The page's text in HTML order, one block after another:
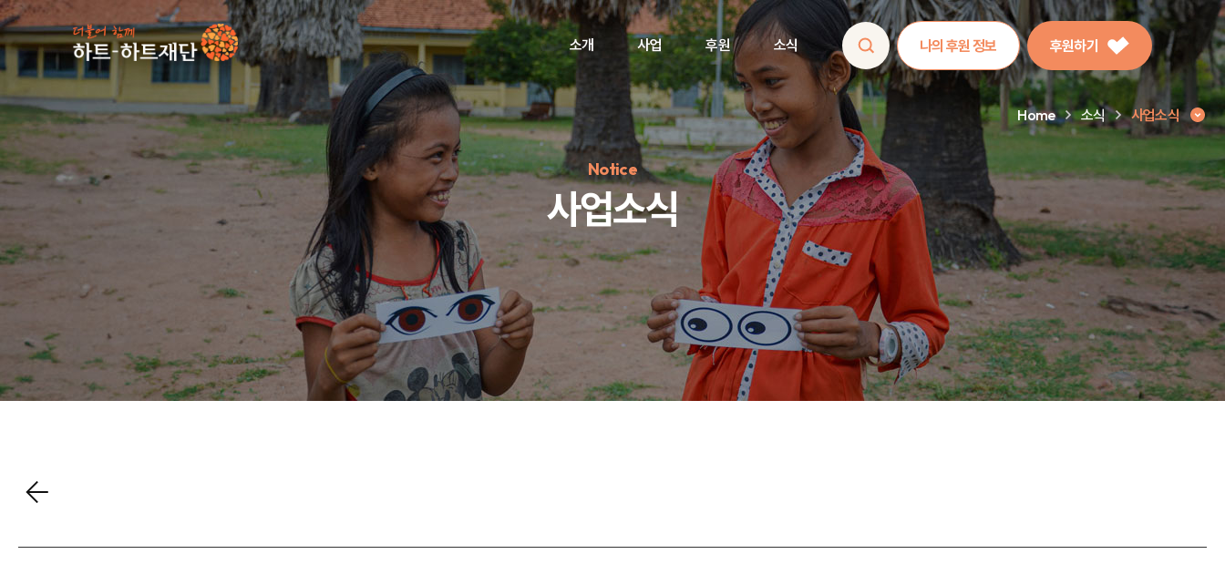
소개 사업 후원 소식 나의 후원 정보 후원하기
인기 키워드 #정기후원 #하트플레이스#캠페인#팬덤후원
Home 소식 사업소식
Notice
사업소식
사업소식